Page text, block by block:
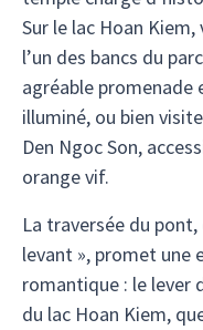
Sur le lac Hoan
l’un des bancs du
agréable
illuminé, ou bien
Den Ngoc Son,
orange vif.
La traversée du
levant », promet une
romantique : le lever
du lac Hoan Kiem,